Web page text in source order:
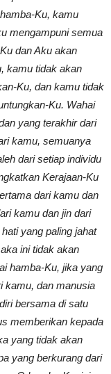
Ku, kamu
mengampuni semua
dan Aku akan
kamu tidak akan
Ku, dan kamu tidak
Ku. Wahai
yang terakhir dari
kamu, semuanya
dari setiap individu
Kerajaan-Ku
dari kamu dan
kamu dan jin dari
yang paling jahat
ini tidak akan
hamba-Ku, jika yang
kamu, dan manusia
bersama di satu
memberikan kepada
yang tidak akan
yang berkurang dari